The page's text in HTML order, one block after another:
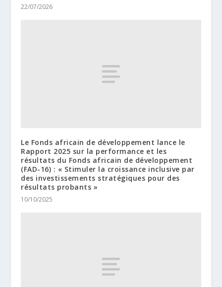
22/07/2026
Le Fonds africain de développement lance le
Rapport 2025 sur la performance et les
résultats du Fonds africain de développement
(FAD-16) : « Stimuler la croissance inclusive par
des investissements stratégiques pour des
résultats probants »
10/10/2025